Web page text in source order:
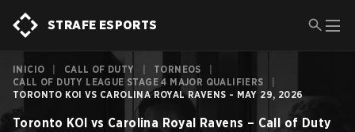
STRAFE ESPORTS
INICIO CALL OF DUTY TORNEOS
CALL OF DUTY LEAGUE STAGE 4 MAJOR QUALIFIERS
TORONTO KOI VS CAROLINA ROYAL RAVENS - MAY 29, 2026
Toronto KOI vs Carolina Royal Ravens – Call of Duty